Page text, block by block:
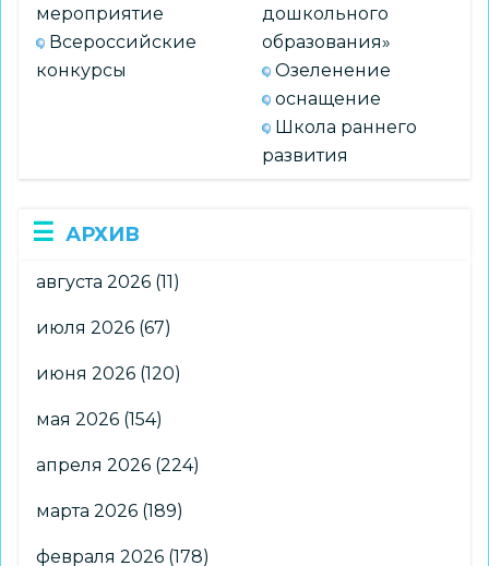
мероприятие
Всероссийские
конкурсы
дошкольного
образования»
Озеленение
оснащение
Школа раннего
развития
АРХИВ
августа 2026 (11)
июля 2026 (67)
июня 2026 (120)
мая 2026 (154)
апреля 2026 (224)
марта 2026 (189)
февраля 2026 (178)